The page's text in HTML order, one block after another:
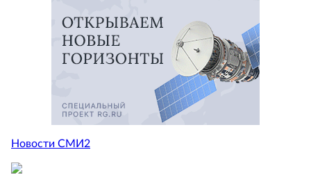
Новости СМИ2